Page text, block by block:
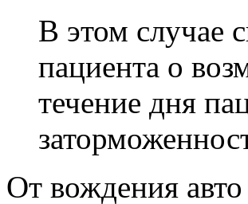
В этом случае
пациента о
течение дня
От вождения